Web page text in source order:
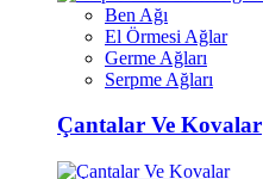
Ben Ağı
El Örmesi Ağlar
Germe Ağları
Serpme Ağları
Çantalar Ve Kovalar